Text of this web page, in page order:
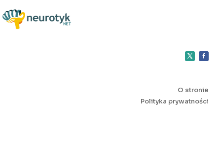
O stronie
Polityka prywatności